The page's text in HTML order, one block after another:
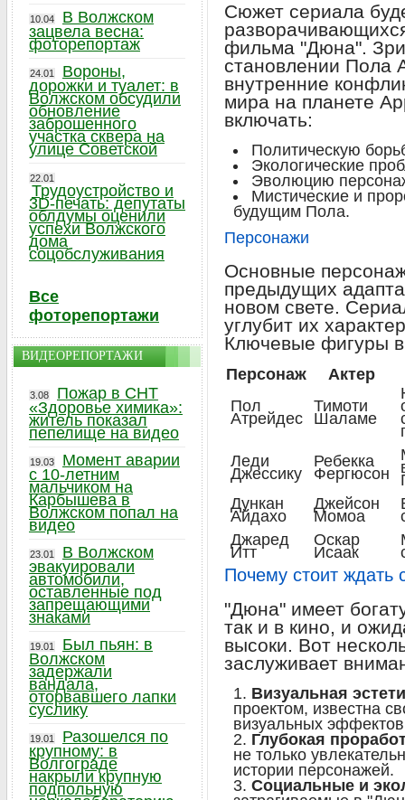
Сюжет сериала
фильма "Дюна".
становлении Пола
внутренние
мира на планете
включать:
Политическую
Экологические
Эволюцию
Мистические и
будущим Пола.
Персонажи
Основные
предыдущих
новом свете.
углубит их
Ключевые фигуры
Персонаж
Актер
Пол
Атрейдес
Тимоти
Шаламе
Леди
Джессику
Ребекка
Фергюсон
Дункан
Айдахо
Джейсон
Момоа
Джаред
Итт
Оскар
Исаак
Почему стоит ждать
"Дюна" имеет
так и в кино, и
высоки. Вот
заслуживает
Визуальная
проектом, известна
визуальных
Глубокая
не только
истории персонажей.
Социальные и
10.04
В Волжском
зацвела весна:
фоторепортаж
24.01
Вороны,
дорожки и туалет: в
Волжском обсудили
обновление
заброшенного
участка сквера на
улице Советской
22.01
Трудоустройство и
3D-печать: депутаты
облдумы оценили
успехи Волжского
дома
соцобслуживания
Все
фоторепортажи
ВИДЕОРЕПОРТАЖИ
3.08
Пожар в СНТ
«Здоровье химика»:
житель показал
пепелище на видео
19.03
Момент аварии
с 10-летним
мальчиком на
Карбышева в
Волжском попал на
видео
23.01
В Волжском
эвакуировали
автомобили,
оставленные под
запрещающими
знаками
19.01
Был пьян: в
Волжском
задержали
вандала,
оторвавшего лапки
суслику
19.01
Разошелся по
крупному: в
Волгограде
накрыли крупную
подпольную